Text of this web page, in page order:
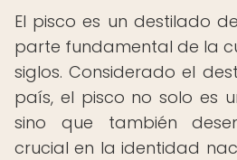
El pisco es un destilado
parte fundamental de la
siglos. Considerado el
país, el pisco no solo es
sino que también
crucial en la identidad